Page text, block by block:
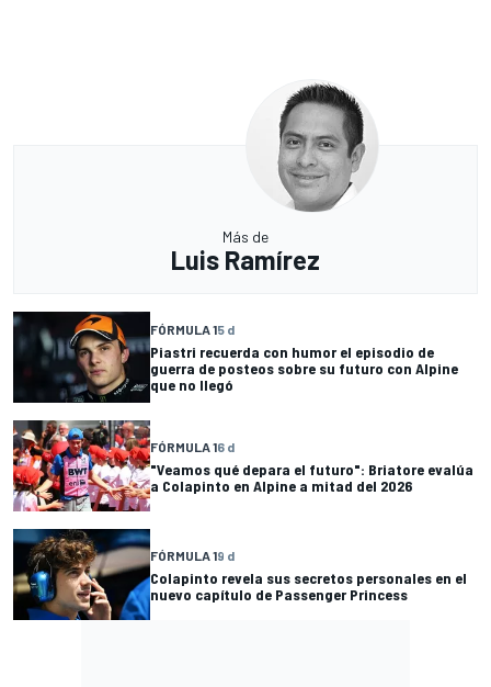
Más de
Luis Ramírez
FÓRMULA 15 d
Piastri recuerda con humor el episodio de
guerra de posteos sobre su futuro con Alpine
que no llegó
FÓRMULA 16 d
"Veamos qué depara el futuro": Briatore evalúa
a Colapinto en Alpine a mitad del 2026
FÓRMULA 19 d
Colapinto revela sus secretos personales en el
nuevo capítulo de Passenger Princess